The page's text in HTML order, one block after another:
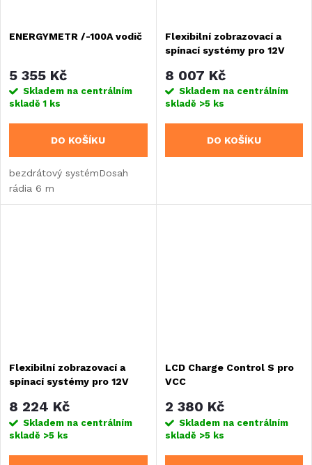
ENERGYMETR /-100A vodič
5 355 Kč
Skladem na centrálním
skladě1 ks
DO KOŠÍKU
bezdrátový systémDosah
rádia 6 m
Flexibilní zobrazovací a
spínací systémy pro 12V
8 007 Kč
Skladem na centrálním
skladě >5 ks
DO KOŠÍKU
Flexibilní zobrazovací a
spínací systémy pro 12V
8 224 Kč
Skladem na centrálním
skladě >5 ks
LCD Charge Control S pro
VCC
2 380 Kč
Skladem na centrálním
skladě >5 ks